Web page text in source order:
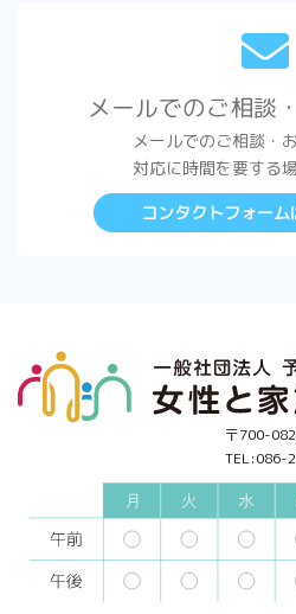
メールでのご相談
メールでのご相談・
対応に時間を要する
コンタクトフォー
〒700-
TEL:086-